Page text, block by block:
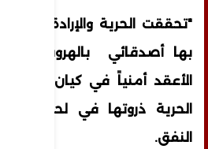
"تحققت الحرية والإرادة في
بها أصدقائي بالهروب من
الأعقد أمنياً في كيان
الحرية ذروتها في لحظة
النفق.